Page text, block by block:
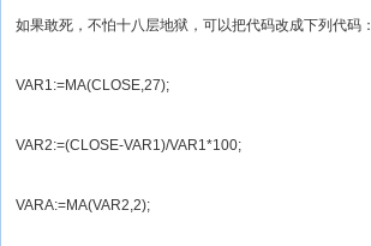
如果敢死，不怕十八层地狱，可以把代码改成下列代码：
VAR1:=MA(CLOSE,27);
VAR2:=(CLOSE-VAR1)/VAR1*100;
VARA:=MA(VAR2,2);